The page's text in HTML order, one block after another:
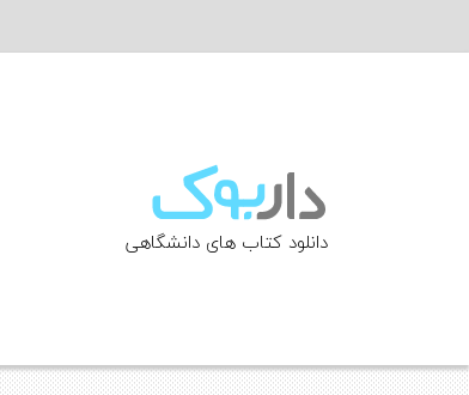
دانلود کتاب های دانشگاهی